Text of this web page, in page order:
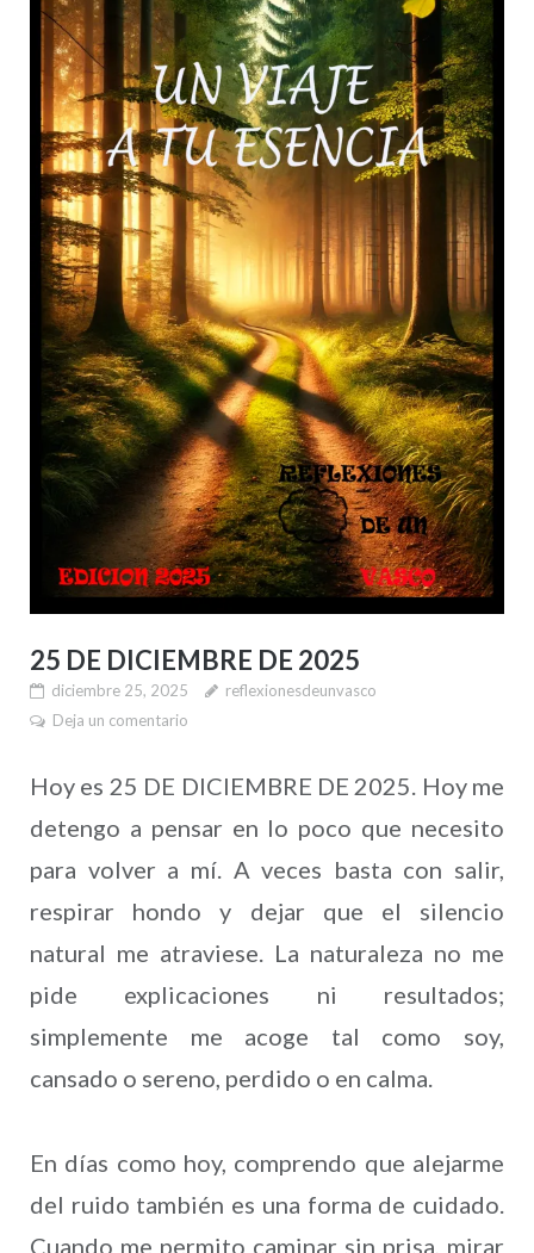
25 DE DICIEMBRE DE 2025
diciembre 25, 2025
reflexionesdeunvasco
Deja un comentario
Hoy es 25 DE DICIEMBRE DE 2025. Hoy me
detengo a pensar en lo poco que necesito
para volver a mí. A veces basta con salir,
respirar hondo y dejar que el silencio
natural me atraviese. La naturaleza no me
pide explicaciones ni resultados;
simplemente me acoge tal como soy,
cansado o sereno, perdido o en calma.
En días como hoy, comprendo que alejarme
del ruido también es una forma de cuidado.
Cuando me permito caminar sin prisa, mirar